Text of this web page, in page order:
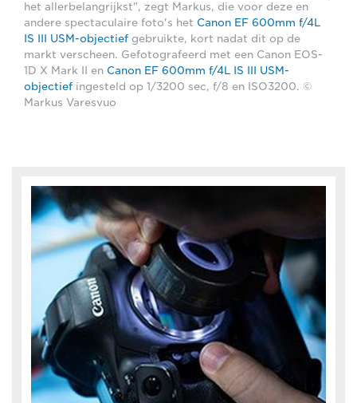
het allerbelangrijkst", zegt Markus, die voor deze en
andere spectaculaire foto's het Canon EF 600mm f/4L
IS III USM-objectief gebruikte, kort nadat dit op de
markt verscheen. Gefotografeerd met een Canon EOS-
1D X Mark II en Canon EF 600mm f/4L IS III USM-
objectief ingesteld op 1/3200 sec, f/8 en ISO3200. ©
Markus Varesvuo